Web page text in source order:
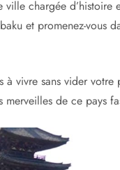
et le moderne se
de délicieux plats
du thé ou
la beauté des